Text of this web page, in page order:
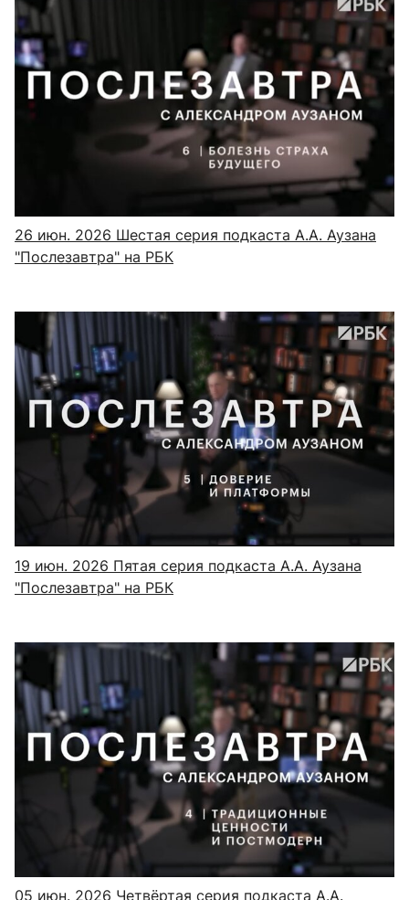
26 июн. 2026 Шестая серия подкаста А.А. Аузана
"Послезавтра" на РБК
19 июн. 2026 Пятая серия подкаста А.А. Аузана
"Послезавтра" на РБК
05 июн. 2026 Четвёртая серия подкаста А.А.